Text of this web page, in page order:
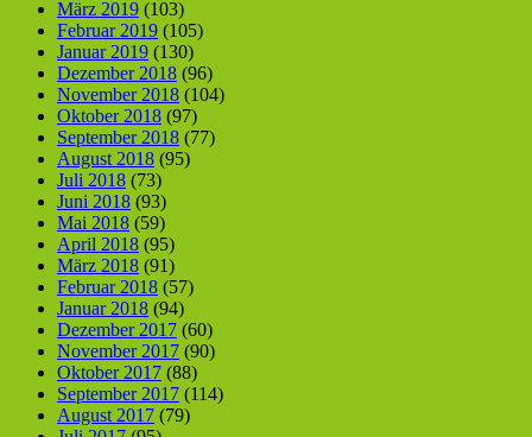
März 2019 (103)
Februar 2019 (105)
Januar 2019 (130)
Dezember 2018 (96)
November 2018 (104)
Oktober 2018 (97)
September 2018 (77)
August 2018 (95)
Juli 2018 (73)
Juni 2018 (93)
Mai 2018 (59)
April 2018 (95)
März 2018 (91)
Februar 2018 (57)
Januar 2018 (94)
Dezember 2017 (60)
November 2017 (90)
Oktober 2017 (88)
September 2017 (114)
August 2017 (79)